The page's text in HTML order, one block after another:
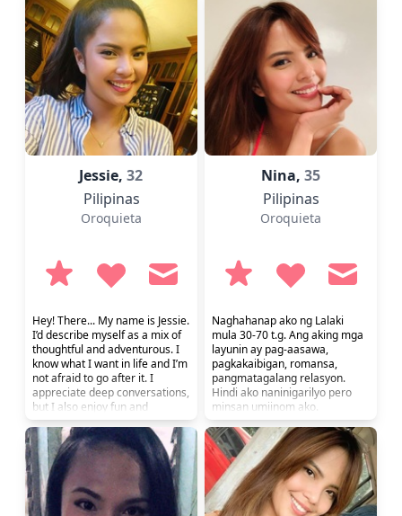
Jessie,32
Pilipinas
Oroquieta
Hey! There... My name is Jessie.
I’d describe myself as a mix of
thoughtful and adventurous. I
know what I want in life and I’m
not afraid to go after it. I
appreciate deep conversations,
but I also enjoy fun and
laughter. If you’re someone
who values honesty and good
energy, we might get along
well. A genuine and caring
person looking for a serious
relationship. I believe in loyalty,
communicati...
Nina, 35
Pilipinas
Oroquieta
Naghahanap ako ng Lalaki
mula 30-70 t.g. Ang aking mga
layunin ay pag-aasawa,
pagkakaibigan, romansa,
pangmatagalang relasyon.
Hindi ako naninigarilyo pero
minsan umiinom ako.